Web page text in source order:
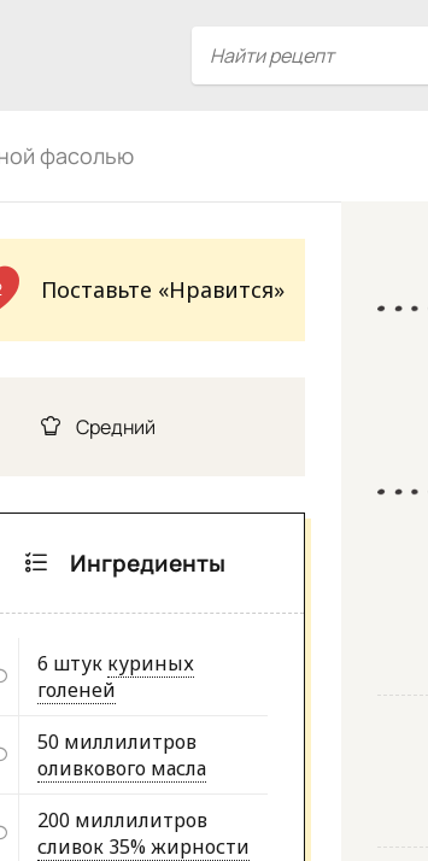
фасолью
Поставьте «Нравится»
Средний
Ингредиенты
6 штук куриных
голеней
50 миллилитров
оливкового масла
200 миллилитров
сливок 35% жирности